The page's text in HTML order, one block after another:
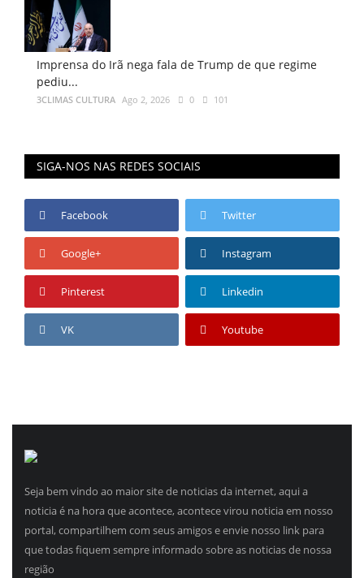
Imprensa do Irã nega fala de Trump de que regime
pediu...
3CLIMAS CULTURA Ago 2, 2026 0 101
SIGA-NOS NAS REDES SOCIAIS
Facebook Twitter
Google+ Instagram
Pinterest Linkedin
VK Youtube
Seja bem vindo ao maior site de noticias da internet, aqui a
noticia é na hora que acontece, acontece virou noticia em nosso
portal, compartilhem com seus amigos e envie nosso link para
que todas fiquem sempre informado sobre as noticias de nossa
região